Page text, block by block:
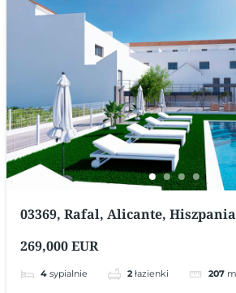
03369, Rafal, Alicante, Hiszpania
269,000 EUR
4 sypialnie 2 łazienki 207